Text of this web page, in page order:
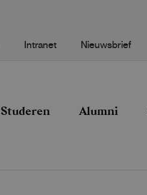
Intranet Nieuwsbrief
Studeren Alumni